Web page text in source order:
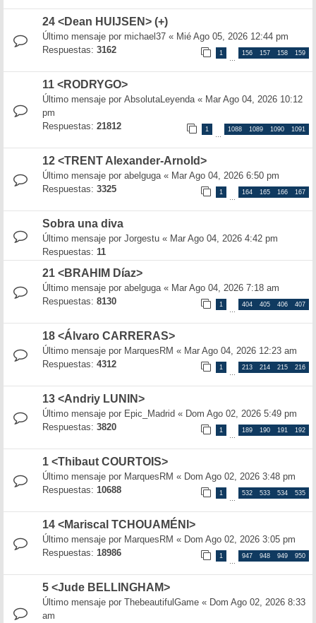
24 <Dean HUIJSEN> (+)
Último mensaje por michael37 « Mié Ago 05, 2026 12:44 pm
Respuestas: 3162 1
…
156 157 158 159
11 <RODRYGO>
Último mensaje por AbsolutaLeyenda« Mar Ago 04, 2026 10:12
pm
Respuestas: 21812 1
…
1088 1089 1090 1091
12 <TRENT Alexander-Arnold>
Último mensaje por abelguga« Mar Ago 04, 2026 6:50 pm
Respuestas: 3325 1
…
164 165 166 167
Sobra una diva
Último mensaje por Jorgestu « Mar Ago 04, 2026 4:42 pm
Respuestas: 11
21 <BRAHIM Díaz>
Último mensaje por abelguga« Mar Ago 04, 2026 7:18 am
Respuestas: 8130 1
…
404 405 406 407
18 <Álvaro CARRERAS>
Último mensaje por MarquesRM « Mar Ago 04, 2026 12:23 am
Respuestas: 4312 1
…
213 214 215 216
13 <Andriy LUNIN>
Último mensaje por Epic_Madrid « Dom Ago 02, 2026 5:49 pm
Respuestas: 3820 1
…
189 190 191 192
1 <Thibaut COURTOIS>
Último mensaje por MarquesRM « Dom Ago 02, 2026 3:48 pm
Respuestas: 10688 1
…
532 533 534 535
14 <Mariscal TCHOUAMÉNI>
Último mensaje por MarquesRM « Dom Ago 02, 2026 3:05 pm
Respuestas: 18986 1
…
947 948 949 950
5 <Jude BELLINGHAM>
Último mensaje por ThebeautifulGame « Dom Ago 02, 2026 8:33
am